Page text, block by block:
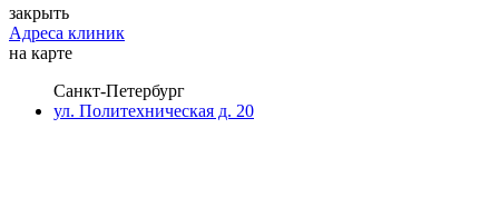
закрыть
Адреса клиник
на карте
Санкт-Петербург
ул. Политехническая д. 20